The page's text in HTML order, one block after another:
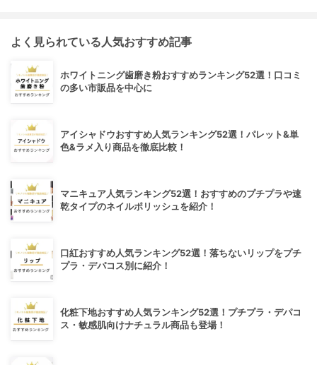
よく見られている人気おすすめ記事
ホワイトニング歯磨き粉おすすめランキング52選！口コミ
の多い市販品を中心に
アイシャドウおすすめ人気ランキング52選！パレット&単
色&ラメ入り商品を徹底比較！
マニキュア人気ランキング52選！おすすめのプチプラや速
乾タイプのネイルポリッシュを紹介！
口紅おすすめ人気ランキング52選！落ちないリップをプチ
プラ・デパコス別に紹介！
化粧下地おすすめ人気ランキング52選！プチプラ・デパコ
ス・敏感肌向けナチュラル商品も登場！